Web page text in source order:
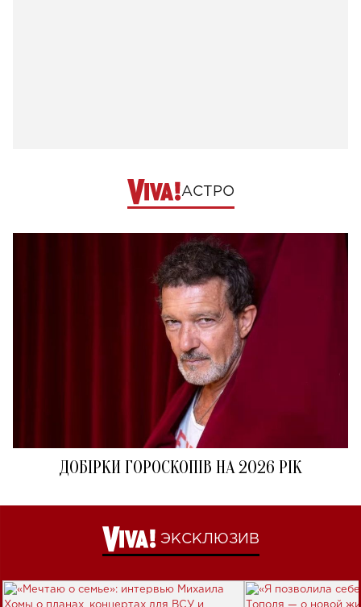
АСТРО
ДОБІРКИ ГОРОСКОПІВ НА 2026 РІК
ЭКСКЛЮЗИВ